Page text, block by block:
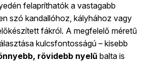
felapríthatók a vastagabb
szó kandallóhoz, kályhához vagy
fákról. A megfelelő méretű
kulcsfontosságú – kisebb
rövidebb nyelű balta is